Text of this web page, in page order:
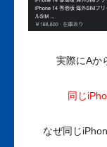
実際にAか
同じ
なぜ同じ